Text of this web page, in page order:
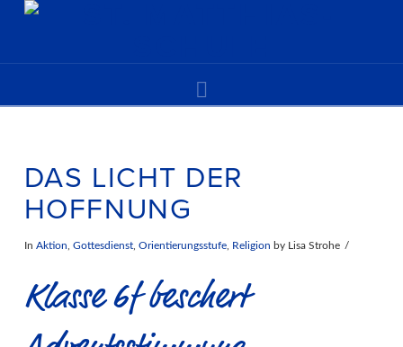
DAS LICHT DER
HOFFNUNG
In Aktion Gottesdienst, Orientierungsstufe, Religion by Lisa Strohe
Klasse 6f beschert